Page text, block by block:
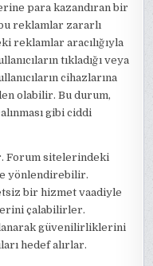
para kazandıran bir
reklamlar zararlı
reklamlar aracılığıyla
tıkladığı veya
cihazlarına
olabilir. Bu durum,
gibi ciddi
Forum sitelerindeki
yönlendirebilir.
bir hizmet vaadiyle
çalabilirler.
güvenilirliklerini
hedef alırlar.